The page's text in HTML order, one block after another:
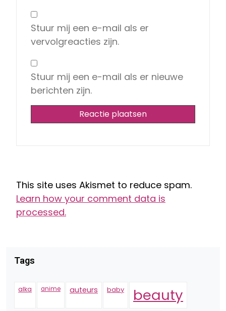
Stuur mij een e-mail als er
vervolgreacties zijn.
Stuur mij een e-mail als er nieuwe
berichten zijn.
This site uses Akismet to reduce spam.
Learn how your comment data is
processed.
Tags
alka anime auteurs baby beauty